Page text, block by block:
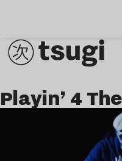
Global Club
Indie
Playin’ 4